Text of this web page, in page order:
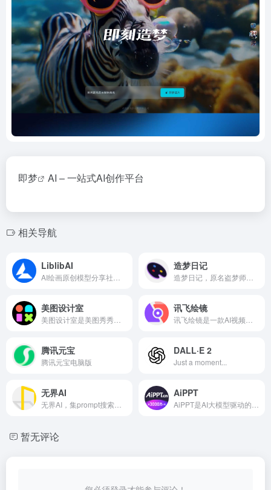
即梦 AI – 一站式AI创作平台
相关导航
LiblibAI 造梦日记
美图设计室 讯飞绘镜
腾讯元宝
腾讯元宝电脑版
DALL·E 2
Just a moment...
无界AI AiPPT
暂无评论